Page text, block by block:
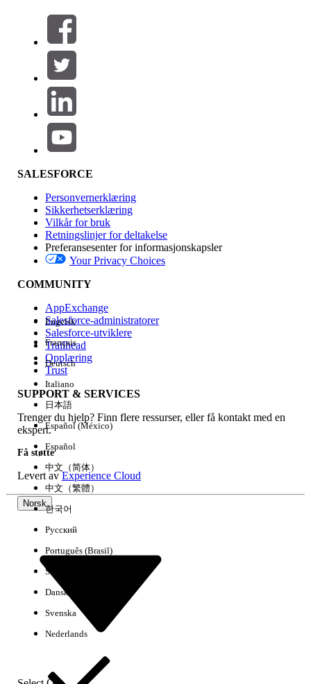
Filtre (0)
VELG FILTRE
Produktområde
Funksjonsinnvirkning
Utgave
Erfaring
Fjern alle Utført
Kontroller stavemåten i søkeordene.
SALESFORCE
Personvernerklæring
Sikkerhetserklæring
Vilkår for bruk
Retningslinjer for deltakelse
Preferansesenter for informasjonskapsler
Your Privacy Choices
COMMUNITY
AppExchange
Salesforce-administratorer
Salesforce-utviklere
Trailhead
Opplæring
Trust
SUPPORT & SERVICES
Trenger du hjelp? Finn flere ressurser, eller få kontakt med en
ekspert.
Få støtte
Levert avExperience Cloud
Norsk
Engelsk
Français
Deutsch
Italiano
日本語
Español (México)
Español
中文（简体）
中文（繁體）
한국어
Русский
Português (Brasil)
Suomi
Dansk
Svenska
Nederlands